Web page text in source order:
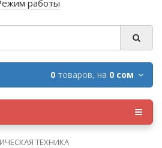
работы
0 товаров, на 0 сом
ТЕХНИКА